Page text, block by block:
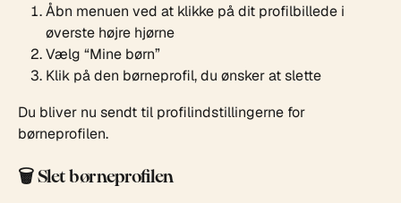
Åbn menuen ved at klikke på dit profilbillede i
øverste højre hjørne
Vælg “Mine børn”
Klik på den børneprofil, du ønsker at slette
Du bliver nu sendt til profilindstillingerne for
børneprofilen.
🗑️ Slet børneprofilen